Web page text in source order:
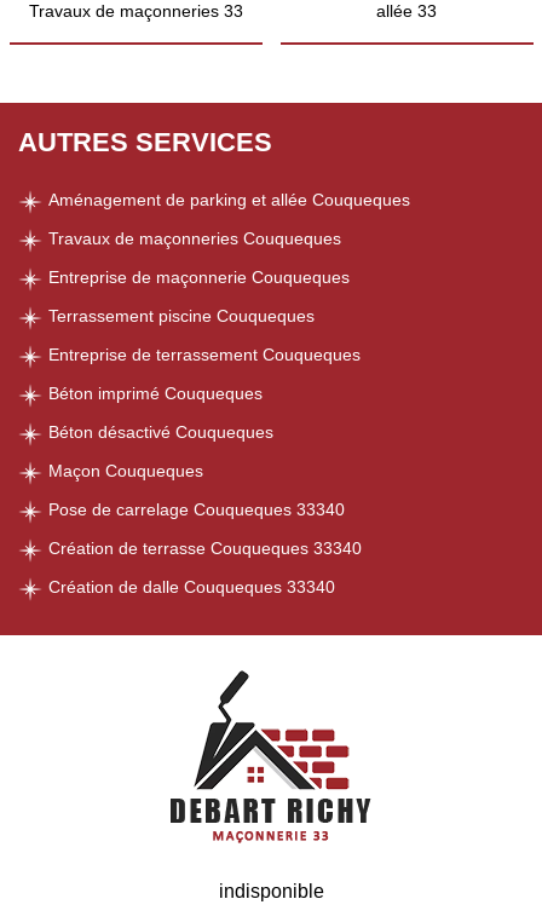
Travaux de maçonneries 33
allée 33
AUTRES SERVICES
Aménagement de parking et allée Couqueques
Travaux de maçonneries Couqueques
Entreprise de maçonnerie Couqueques
Terrassement piscine Couqueques
Entreprise de terrassement Couqueques
Béton imprimé Couqueques
Béton désactivé Couqueques
Maçon Couqueques
Pose de carrelage Couqueques 33340
Création de terrasse Couqueques 33340
Création de dalle Couqueques 33340
indisponible